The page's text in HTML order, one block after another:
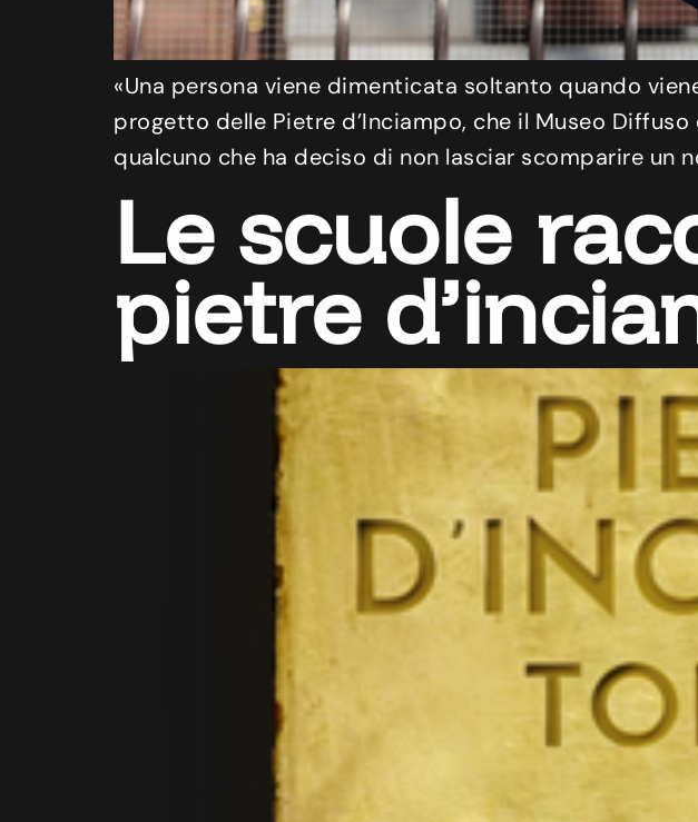
«Una persona viene dimenticata soltanto quando
progetto delle Pietre d’Inciampo, che il Museo
qualcuno che ha deciso di non lasciar scomparire un
Le scuole
pietre